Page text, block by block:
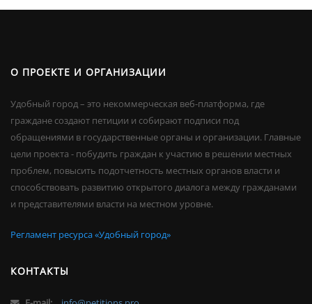
О ПРОЕКТЕ И ОРГАНИЗАЦИИ
Удобный город – это некоммерческая веб-платформа, где
граждане создают петиции и собирают подписи под
обращениями в государственные органы и организации. Главные
цели проекта - побудить граждан к участию в решении местных
проблем, повысить подотчетность местных органов власти и
способствовать развитию открытого диалога между гражданами
и представителями власти на местном уровне.
Регламент ресурса «Удобный город»
КОНТАКТЫ